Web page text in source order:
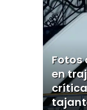
Fotos
en